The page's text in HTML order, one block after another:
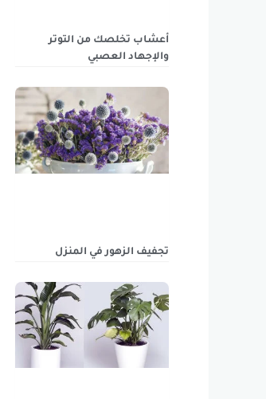
أعشاب تخلصك من التوتر
والإجهاد العصبي
تجفيف الزهور في المنزل